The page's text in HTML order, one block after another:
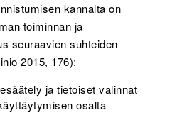
kannalta on
toiminnan ja
seuraavien suhteiden
2015, 176):
ja tietoiset valinnat
osalta